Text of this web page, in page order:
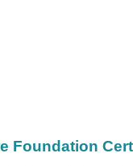
Foundation